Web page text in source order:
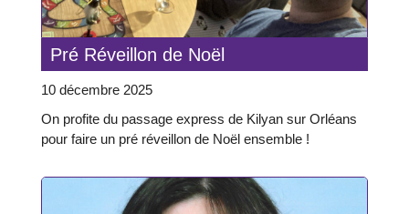
Pré Réveillon de Noël
10 décembre 2025
On profite du passage express de Kilyan sur Orléans
pour faire un pré réveillon de Noël ensemble !